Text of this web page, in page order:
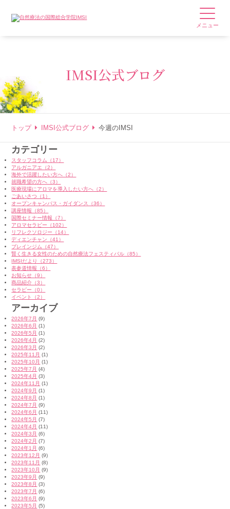
メニュー
IMSI公式ブログ
トップ IMSI公式ブログ 今週のIMSI
カテゴリー
スタッフコラム（17）
アルガニアエ（2）
海外で活躍したい方へ（2）
就職希望の方へ（3）
医療現場にアロマを導入したい方へ（2）
ごあいさつ（1）
オープンキャンパス・ガイダンス（36）
講座情報（85）
国際セミナー情報（7）
アロマセラピー（102）
リフレクソロジー（14）
ディエンチャン（41）
ブレインジム（47）
賢く生きる女性のための自然療法フェスティバル（85）
IMSIだより（273）
表参道情報（6）
お知らせ（9）
商品紹介（3）
セラピー（0）
イベント（2）
アーカイブ
2026年7月 (9)
2026年6月 (1)
2026年5月 (1)
2026年4月 (2)
2026年3月 (2)
2025年11月 (1)
2025年10月 (1)
2025年7月 (4)
2025年4月 (3)
2024年11月 (1)
2024年9月 (1)
2024年8月 (1)
2024年7月 (9)
2024年6月 (11)
2024年5月 (7)
2024年4月 (11)
2024年3月 (6)
2024年2月 (7)
2024年1月 (6)
2023年12月 (9)
2023年11月 (8)
2023年10月 (9)
2023年9月 (9)
2023年8月 (3)
2023年7月 (6)
2023年6月 (9)
2023年5月 (5)